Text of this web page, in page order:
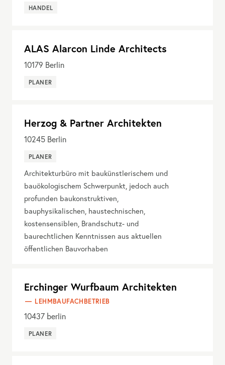
HANDEL
ALAS Alarcon Linde Architects
10179 Berlin
PLANER
Herzog & Partner Architekten
10245 Berlin
PLANER
Architekturbüro mit baukünstlerischem und
bauökologischem Schwerpunkt, jedoch auch
profunden baukonstruktiven,
bauphysikalischen, haustechnischen,
kostensensiblen, Brandschutz- und
baurechtlichen Kenntnissen aus aktuellen
öffentlichen Bauvorhaben
Erchinger Wurfbaum Architekten
LEHMBAUFACHBETRIEB
10437 berlin
PLANER